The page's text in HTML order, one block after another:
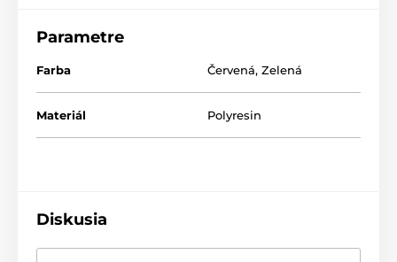
Parametre
Farba Červená, Zelená
Materiál Polyresin
Diskusia